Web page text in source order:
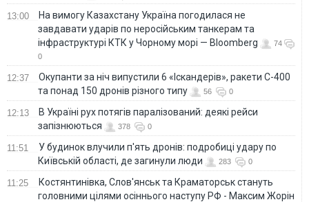
13:00
На вимогу Казахстану Україна погодилася не
завдавати ударів по неросійським танкерам та
інфраструктурі КТК у Чорному морі — Bloomberg
74
0
12:37
Окупанти за ніч випустили 6 «Іскандерів», ракети С-400
та понад 150 дронів різного типу
56 0
12:13
В Україні рух потягів паралізований: деякі рейси
запізнюються
378 0
11:51
У будинок влучили п'ять дронів: подробиці удару по
Київській області, де загинули люди
283 0
11:25
Костянтинівка, Слов'янськ та Краматорськ стануть
головними цілями осіннього наступу РФ - Максим Жорін